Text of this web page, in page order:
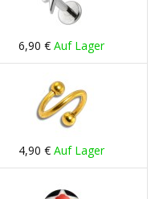
6,90 € Auf Lager
4,90 € Auf Lager